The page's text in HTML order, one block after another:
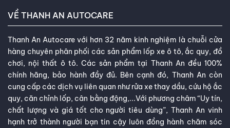
VỀ THANH AN AUTOCARE
Thanh An Autocare với hơn 32 năm kinh nghiệm là chuỗi cửa
hàng chuyên phân phối các sản phẩm lốp xe ô tô, ắc quy, đồ
chơi, nội thất ô tô. Các sản phẩm tại Thanh An đều 100%
chính hãng, bảo hành đầy đủ. Bên cạnh đó, Thanh An còn
cung cấp các dịch vụ liên quan như rửa xe thay dầu, cứu hộ ắc
quy, căn chỉnh lốp, cân bằng động,...Với phương châm “Uy tín,
chất lượng và giá tốt cho người tiêu dùng”, Thanh An vinh
hạnh trở thành người bạn tin cậy luôn đồng hành chăm sóc